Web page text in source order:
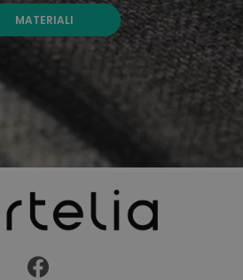
MATERIALI